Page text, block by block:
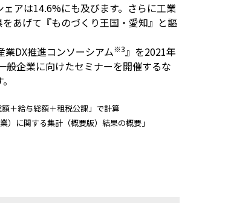
アは14.6%にも及びます。さらに工業
をあげて『ものづくり王国・愛知』と謳
DX推進コンソーシアム※3』を2021年
企業に向けたセミナーを開催するな
＋給与総額＋租税公課」で計算
に関する集計（概要版）結果の概要」